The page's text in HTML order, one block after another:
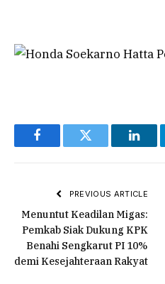
FacebookTwitter
PREVIOUS ARTICLE
Menuntut Keadilan Migas:
Pemkab Siak Dukung KPK
Benahi Sengkarut PI 10%
demi Kesejahteraan Rakyat